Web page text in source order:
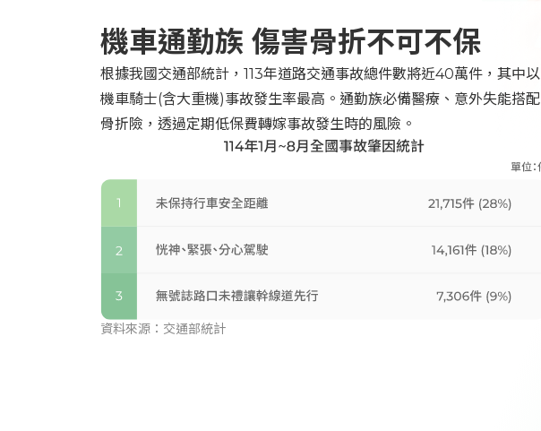
機車通勤族 傷害骨折不可不保
根據我國交通部統計，113年道路交通事故總件數將近40萬件，其中以
機車騎士(含大重機)事故發生率最高。通勤族必備醫療、意外失能搭配
骨折險，透過定期低保費轉嫁事故發生時的風險。
資料來源：交通部統計